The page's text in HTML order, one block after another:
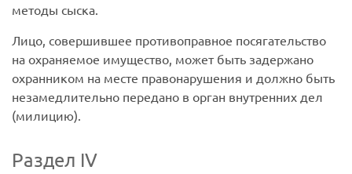
методы сыска.
Лицо, совершившее противоправное посягательство
на охраняемое имущество, может быть задержано
охранником на месте правонарушения и должно быть
незамедлительно передано в орган внутренних дел
(милицию).
Раздел IV